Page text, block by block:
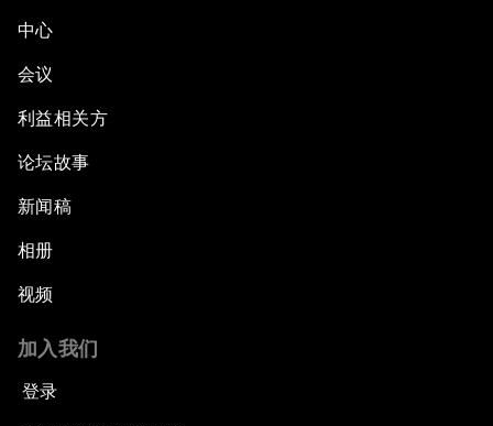
中心
会议
利益相关方
论坛故事
新闻稿
相册
视频
加入我们
登录